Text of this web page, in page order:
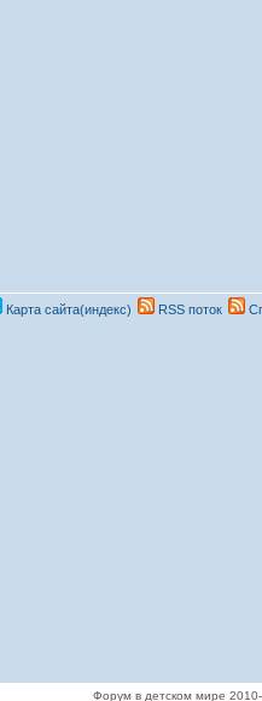
Карта сайта(индекс) RSS поток
Форум в детском мире